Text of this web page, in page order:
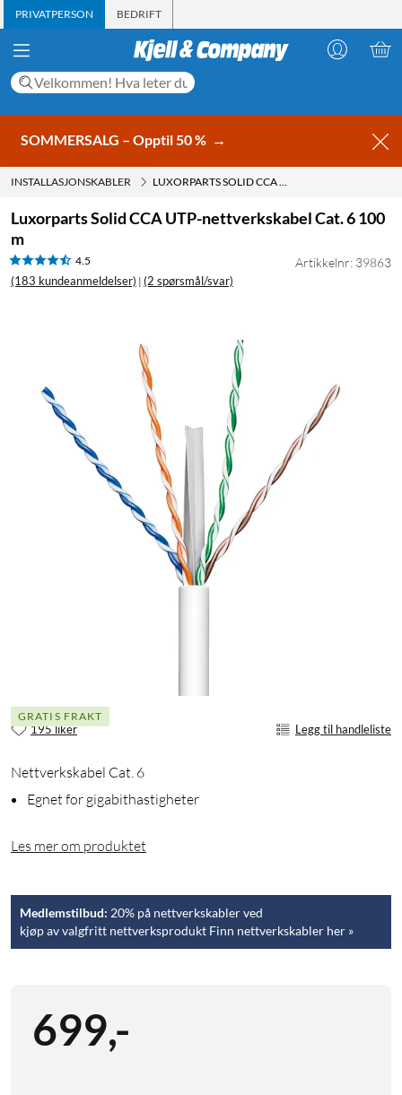
PRIVATPERSON BEDRIFT
SOMMERSALG – Opptil 50 % →
INSTALLASJONSKABLER LUXORPARTS SOLID CCA UTP-NETTVERKSKABEL CAT. 6 100 M
Luxorparts Solid CCA UTP-nettverkskabel Cat. 6 100
m
4.5
(183 kundeanmeldelser) | (2 spørsmål/svar)
Artikkelnr: 39863
GRATIS FRAKT
195 liker Legg til handleliste
Nettverkskabel Cat. 6
Egnet for gigabithastigheter
Les mer om produktet
Medlemstilbud: 20% på nettverkskabler ved
kjøp av valgfritt nettverksprodukt Finn nettverkskabler her »
699,-